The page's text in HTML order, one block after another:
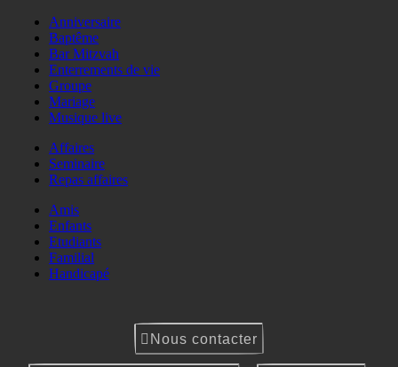
Anniversaire
Baptême
Bar Mitzvah
Enterrements de vie
Groupe
Mariage
Musique live
Affaires
Seminaire
Repas affaires
Amis
Enfants
Etudiants
Familial
Handicapé
Nous contacter